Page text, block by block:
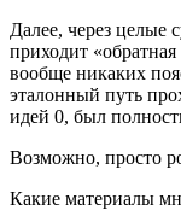
Далее, через целые
приходит
вообще никаких
эталонный путь
идей 0, был
Возможно, просто
Какие материалы